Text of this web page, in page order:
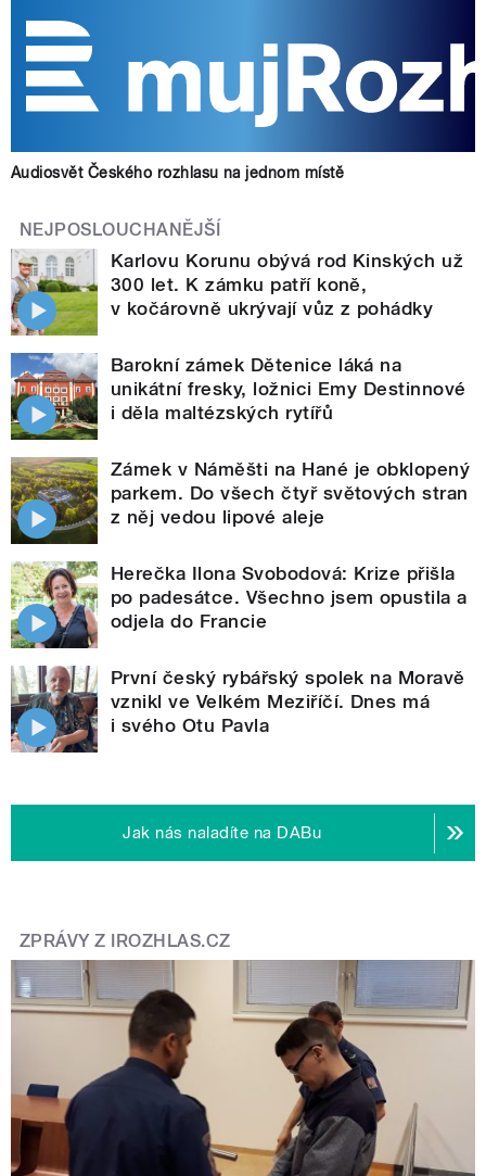
Audiosvět Českého rozhlasu na jednom místě
NEJPOSLOUCHANĚJŠÍ
Karlovu Korunu obývá rod Kinských už
300 let. K zámku patří koně,
v kočárovně ukrývají vůz z pohádky
Barokní zámek Dětenice láká na
unikátní fresky, ložnici Emy Destinnové
i děla maltézských rytířů
Zámek v Náměšti na Hané je obklopený
parkem. Do všech čtyř světových stran
z něj vedou lipové aleje
Herečka Ilona Svobodová: Krize přišla
po padesátce. Všechno jsem opustila a
odjela do Francie
První český rybářský spolek na Moravě
vznikl ve Velkém Meziříčí. Dnes má
i svého Otu Pavla
Jak nás naladíte na DABu
ZPRÁVY Z IROZHLAS.CZ